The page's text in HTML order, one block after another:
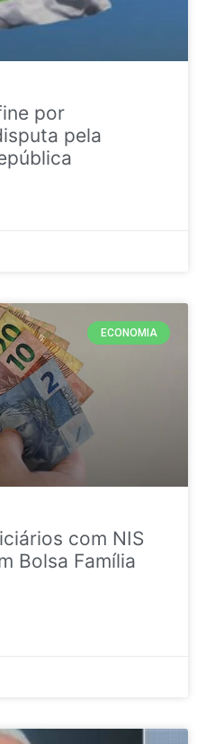
por
pela
ECONOMIA
com NIS
Bolsa Família